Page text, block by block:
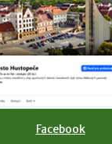
Facebook